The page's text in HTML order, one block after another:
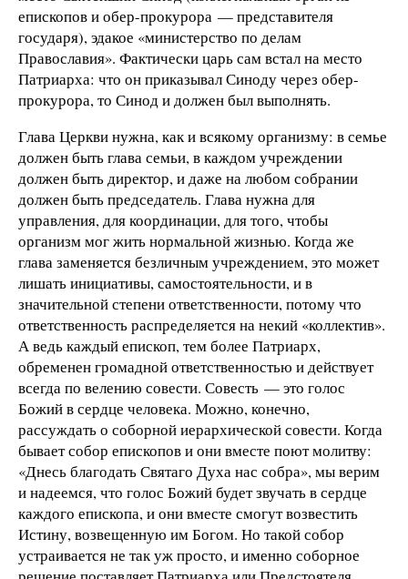
епископов и обер-прокурора — представителя
государя), эдакое «министерство по делам
Православия». Фактически царь сам встал на место
Патриарха: что он приказывал Синоду через обер-
прокурора, то Синод и должен был выполнять.
Глава Церкви нужна, как и всякому организму: в семье
должен быть глава семьи, в каждом учреждении
должен быть директор, и даже на любом собрании
должен быть председатель. Глава нужна для
управления, для координации, для того, чтобы
организм мог жить нормальной жизнью. Когда же
глава заменяется безличным учреждением, это может
лишать инициативы, самостоятельности, и в
значительной степени ответственности, потому что
ответственность распределяется на некий «коллектив».
А ведь каждый епископ, тем более Патриарх,
обременен громадной ответственностью и действует
всегда по велению совести. Совесть — это голос
Божий в сердце человека. Можно, конечно,
рассуждать о соборной иерархической совести. Когда
бывает собор епископов и они вместе поют молитву:
«Днесь благодать Святаго Духа нас собра», мы верим
и надеемся, что голос Божий будет звучать в сердце
каждого епископа, и они вместе смогут возвестить
Истину, возвещенную им Богом. Но такой собор
устраивается не так уж просто, и именно соборное